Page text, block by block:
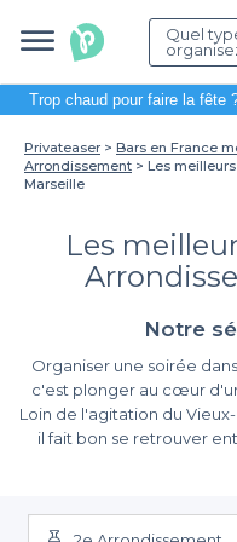
Quel
Trop chaud pour faire la fête
Privateaser Bars en France
Arrondissement
Les
Marseille
Les
Notre
Organiser une soirée
c'est plonger au cœur
Loin de l'agitation du
il fait bon se retrouver
danser jusqu'au bout de la
la vie nocturne
Un processus de